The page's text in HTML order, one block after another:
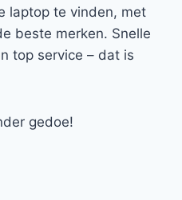
laptop te vinden, met
beste merken. Snelle
top service – dat is
gedoe!